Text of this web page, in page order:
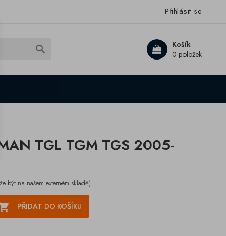
Přihlásit se
Košík
0 položek

TGL TGM TGS 2005-
být na našem externém skladě)
PŘIDAT DO KOŠÍKU